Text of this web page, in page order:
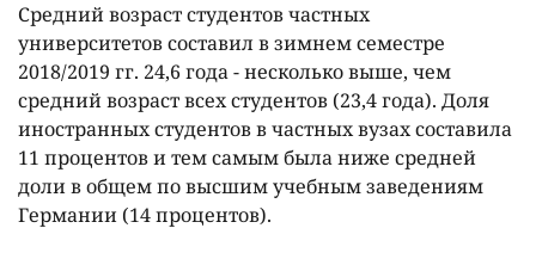
Средний возраст студентов частных
университетов составил в зимнем семестре
2018/2019 гг. 24,6 года - несколько выше, чем
средний возраст всех студентов (23,4 года). Доля
иностранных студентов в частных вузах составила
11 процентов и тем самым была ниже средней
доли в общем по высшим учебным заведениям
Германии (14 процентов).